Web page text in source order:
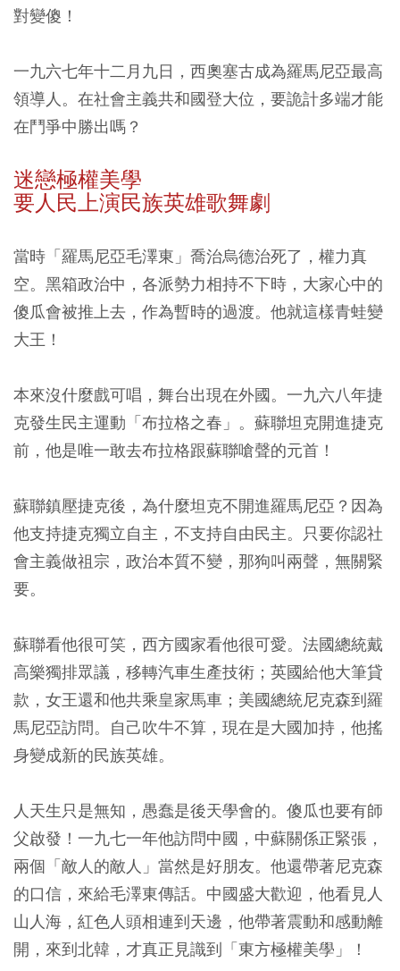
對變傻！
一九六七年十二月九日，西奧塞古成為羅馬尼亞最高
領導人。在社會主義共和國登大位，要詭計多端才能
在鬥爭中勝出嗎？
迷戀極權美學
要人民上演民族英雄歌舞劇
當時「羅馬尼亞毛澤東」喬治烏德治死了，權力真
空。黑箱政治中，各派勢力相持不下時，大家心中的
傻瓜會被推上去，作為暫時的過渡。他就這樣青蛙變
大王！
本來沒什麼戲可唱，舞台出現在外國。一九六八年捷
克發生民主運動「布拉格之春」。蘇聯坦克開進捷克
前，他是唯一敢去布拉格跟蘇聯嗆聲的元首！
蘇聯鎮壓捷克後，為什麼坦克不開進羅馬尼亞？因為
他支持捷克獨立自主，不支持自由民主。只要你認社
會主義做祖宗，政治本質不變，那狗叫兩聲，無關緊
要。
蘇聯看他很可笑，西方國家看他很可愛。法國總統戴
高樂獨排眾議，移轉汽車生產技術；英國給他大筆貸
款，女王還和他共乘皇家馬車；美國總統尼克森到羅
馬尼亞訪問。自己吹牛不算，現在是大國加持，他搖
身變成新的民族英雄。
人天生只是無知，愚蠢是後天學會的。傻瓜也要有師
父啟發！一九七一年他訪問中國，中蘇關係正緊張，
兩個「敵人的敵人」當然是好朋友。他還帶著尼克森
的口信，來給毛澤東傳話。中國盛大歡迎，他看見人
山人海，紅色人頭相連到天邊，他帶著震動和感動離
開，來到北韓，才真正見識到「東方極權美學」！